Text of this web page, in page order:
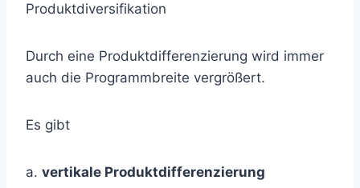
Produktdiversifikation
Durch eine Produktdifferenzierung wird immer
auch die Programmbreite vergrößert.
Es gibt
a. vertikale Produktdifferenzierung